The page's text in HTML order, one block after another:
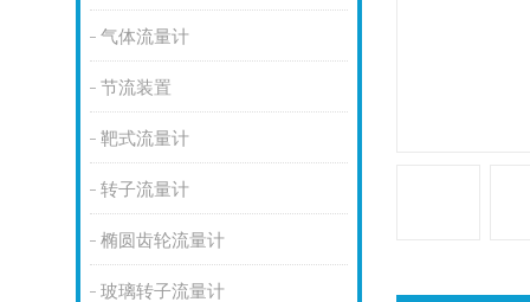
气体流量计
节流装置
靶式流量计
转子流量计
椭圆齿轮流量计
玻璃转子流量计